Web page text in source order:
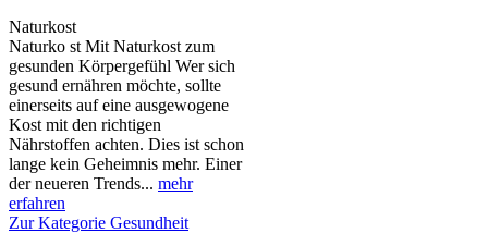
Naturkost
Naturko st Mit Naturkost zum
gesunden Körpergefühl Wer sich
gesund ernähren möchte, sollte
einerseits auf eine ausgewogene
Kost mit den richtigen
Nährstoffen achten. Dies ist schon
lange kein Geheimnis mehr. Einer
der neueren Trends... mehr
erfahren
Zur Kategorie Gesundheit